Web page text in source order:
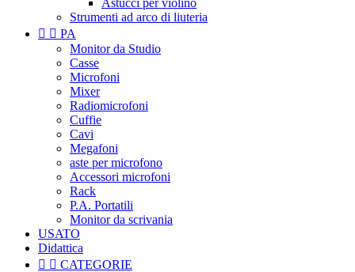
Astucci per violino
Strumenti ad arco di liuteria
  PA
Monitor da Studio
Casse
Microfoni
Mixer
Radiomicrofoni
Cuffie
Cavi
Megafoni
aste per microfono
Accessori microfoni
Rack
P.A. Portatili
Monitor da scrivania
USATO
Didattica
  CATEGORIE